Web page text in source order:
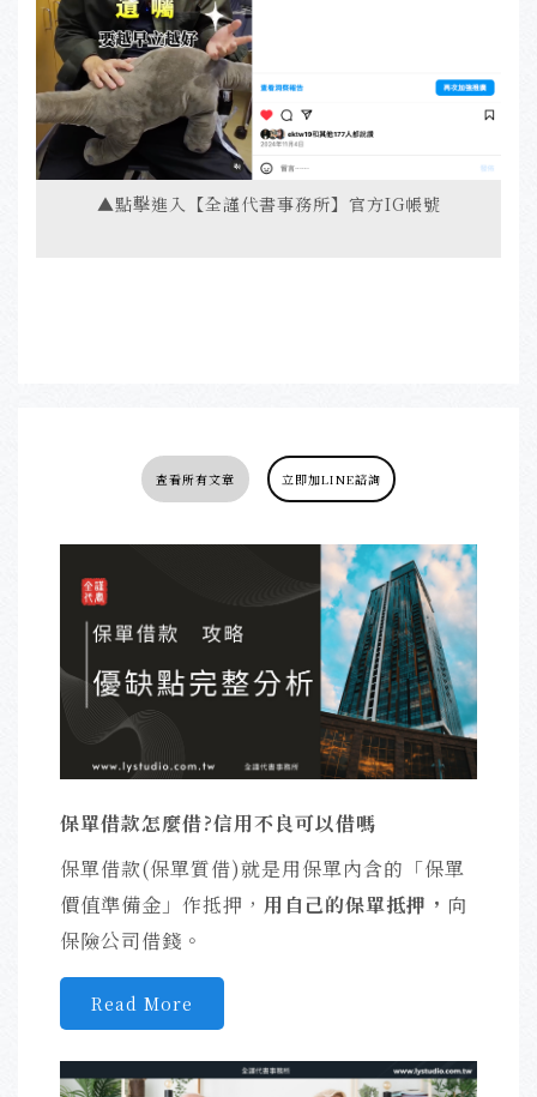
▲點擊進入【全謹代書事務所】官方IG帳號
查看所有文章 立即加LINE諮詢
保單借款怎麼借?信用不良可以借嗎
保單借款(保單質借)就是用保單內含的「保單
價值準備金」作抵押， 用自己的保單抵押， 向
保險公司借錢。
Read More